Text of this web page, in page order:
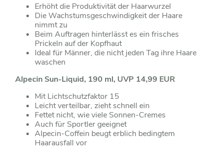
Erhöht die Produktivität der Haarwurzel
Die Wachstumsgeschwindigkeit der Haare
nimmt zu
Beim Auftragen hinterlässt es ein frisches
Prickeln auf der Kopfhaut
Ideal für Männer, die nicht jeden Tag ihre Haare
waschen
Alpecin Sun-Liquid, 190 ml, UVP 14,99 EUR
Mit Lichtschutzfaktor 15
Leicht verteilbar, zieht schnell ein
Fettet nicht, wie viele Sonnen-Cremes
Auch für Sportler geeignet
Alpecin-Coffein beugt erblich bedingtem
Haarausfall vor